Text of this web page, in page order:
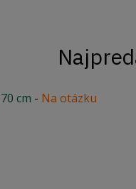
cm - Na otázku